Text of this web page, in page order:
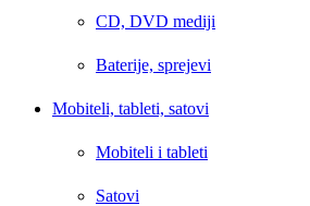
CD, DVD mediji
Baterije, sprejevi
Mobiteli, tableti, satovi
Mobiteli i tableti
Satovi